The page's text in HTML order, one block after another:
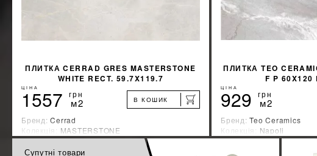
ПЛИТКА CERRAD GRES MASTERSTONE
WHITE RECT. 59.7X119.7
ЦІНА
1557 грн
м2 В КОШИК
Бренд:Cerrad
Колекція: MASTERSTONE
Країна-виробник:Польша
ПЛИТКА TEO
F P 60X120
ЦІНА
929 грн
м2
Бренд:Teo Ceramics
Колекція: Napoli
Країна-виробник:
Супутні товари